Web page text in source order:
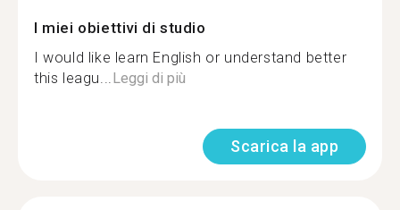
I miei obiettivi di studio
I would like learn English or understand better
this leagu...Leggi di più
Scarica la app